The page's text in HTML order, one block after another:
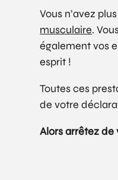
Vous n’avez
musculaire.
également vos
esprit !
Toutes ces
de votre
Alors arrêtez de